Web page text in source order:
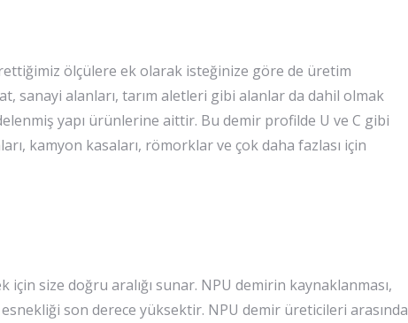
ölçülere ek olarak isteğinize göre de üretim
sanayi alanları, tarım aletleri gibi alanlar da dahil olmak
yapı ürünlerine aittir. Bu demir profilde U ve C gibi
kamyon kasaları, römorklar ve çok daha fazlası için
size doğru aralığı sunar. NPU demirin kaynaklanması,
son derece yüksektir. NPU demir üreticileri arasında